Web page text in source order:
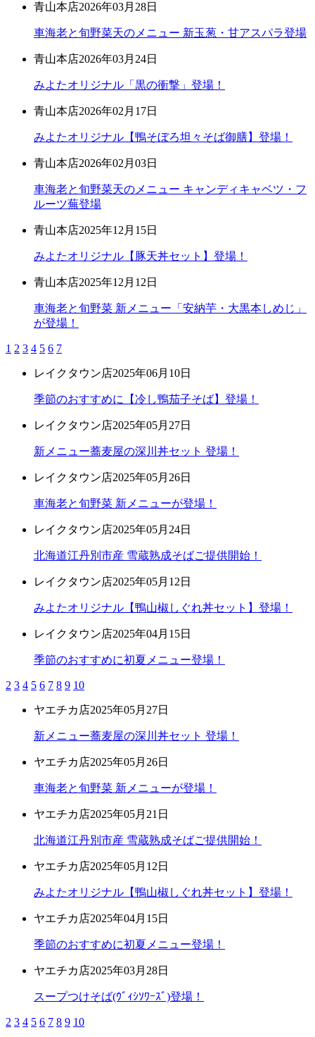
青山本店2026年03月28日
車海老と旬野菜天のメニュー 新玉葱・甘アスパラ登場
青山本店2026年03月24日
みよたオリジナル「黒の衝撃」登場！
青山本店2026年02月17日
みよたオリジナル【鴨そぼろ坦々そば御膳】登場！
青山本店2026年02月03日
車海老と旬野菜天のメニュー キャンディキャベツ・フ
ルーツ蕪登場
青山本店2025年12月15日
みよたオリジナル【豚天丼セット】登場！
青山本店2025年12月12日
車海老と旬野菜 新メニュー「安納芋・大黒本しめじ」
が登場！
1 2 3 4 5 6 7
レイクタウン店2025年06月10日
季節のおすすめに【冷し鴨茄子そば】登場！
レイクタウン店2025年05月27日
新メニュー蕎麦屋の深川丼セット 登場！
レイクタウン店2025年05月26日
車海老と旬野菜 新メニューが登場！
レイクタウン店2025年05月24日
北海道江丹別市産 雪蔵熟成そばご提供開始！
レイクタウン店2025年05月12日
みよたオリジナル【鴨山椒しぐれ丼セット】登場！
レイクタウン店2025年04月15日
季節のおすすめに初夏メニュー登場！
2 3 4 5 6 7 8 9 10
ヤエチカ店2025年05月27日
新メニュー蕎麦屋の深川丼セット 登場！
ヤエチカ店2025年05月26日
車海老と旬野菜 新メニューが登場！
ヤエチカ店2025年05月21日
北海道江丹別市産 雪蔵熟成そばご提供開始！
ヤエチカ店2025年05月12日
みよたオリジナル【鴨山椒しぐれ丼セット】登場！
ヤエチカ店2025年04月15日
季節のおすすめに初夏メニュー登場！
ヤエチカ店2025年03月28日
スープつけそば(ｳﾞｨｼｿﾜｰｽﾞ)登場！
2 3 4 5 6 7 8 9 10